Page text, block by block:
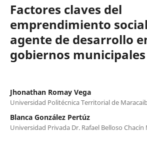
Factores claves del
emprendimiento
agente de desarrollo
gobiernos municipales
Jhonathan Romay Vega
Universidad Politécnica Territorial de
Blanca González Pertúz
Universidad Privada Dr. Rafael Belloso